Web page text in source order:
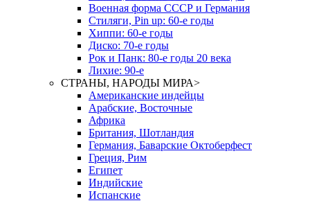
Военная форма СССР и Германия
Стиляги, Pin up: 60-е годы
Хиппи: 60-е годы
Диско: 70-е годы
Рок и Панк: 80-е годы 20 века
Лихие: 90-е
СТРАНЫ, НАРОДЫ МИРА>
Американские индейцы
Арабские, Восточные
Африка
Британия, Шотландия
Германия, Баварские Октоберфест
Греция, Рим
Египет
Индийские
Испанские